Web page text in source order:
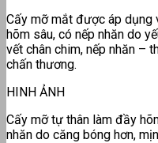
Cấy mỡ mắt được áp dụng
hõm sâu, có nếp nhăn do
vết chân chim, nếp nhăn –
chấn thương.
HINH ẢNH
Cấy mỡ tự thân làm đầy
nhăn do căng bóng hơn,